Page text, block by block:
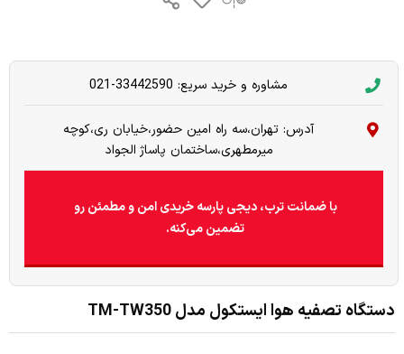
مشاوره و خرید سریع: 33442590-021
آدرس: تهران،سه راه امین حضور،خیابان ری،کوچه
میرمطهری،ساختمان پاساژ الجواد
با ضمانت ترب، دیجی پارسه خریدی امن و مطمئن رو
تضمین می‌کنه.
دستگاه تصفیه هوا ایستکول مدل TM-TW350